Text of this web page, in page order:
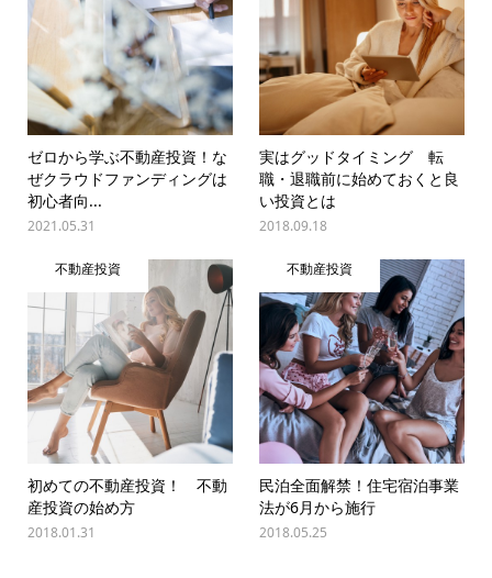
ゼロから学ぶ不動産投資！な
ぜクラウドファンディングは
初心者向...
2021.05.31
実はグッドタイミング 転
職・退職前に始めておくと良
い投資とは
2018.09.18
不動産投資
初めての不動産投資！ 不動
産投資の始め方
2018.01.31
不動産投資
民泊全面解禁！住宅宿泊事業
法が6月から施行
2018.05.25